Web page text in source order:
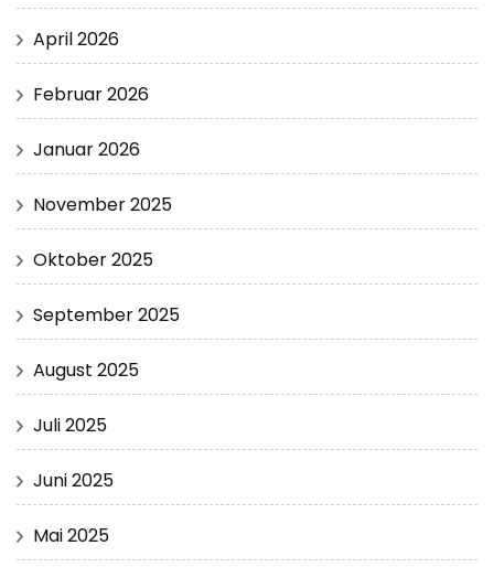
April 2026
Februar 2026
Januar 2026
November 2025
Oktober 2025
September 2025
August 2025
Juli 2025
Juni 2025
Mai 2025